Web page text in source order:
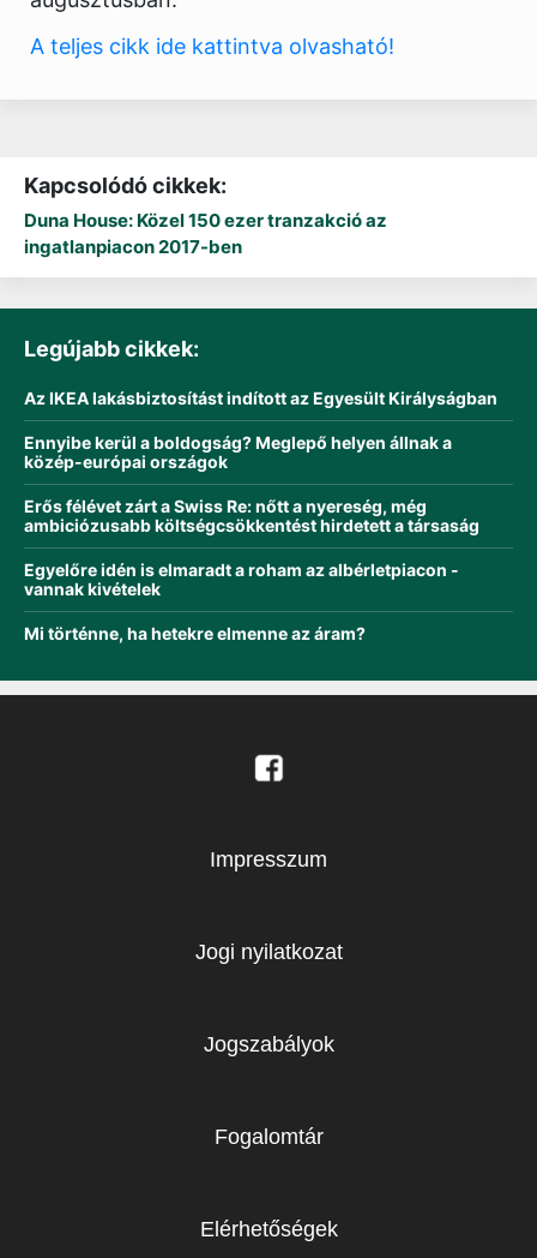
A teljes cikk ide kattintva olvasható!
Kapcsolódó cikkek:
Duna House: Közel 150 ezer tranzakció az
ingatlanpiacon 2017-ben
Legújabb cikkek:
Az IKEA lakásbiztosítást indított az Egyesült Királyságban
Ennyibe kerül a boldogság? Meglepő helyen állnak a
közép-európai országok
Erős félévet zárt a Swiss Re: nőtt a nyereség, még
ambiciózusabb költségcsökkentést hirdetett a társaság
Egyelőre idén is elmaradt a roham az albérletpiacon -
vannak kivételek
Mi történne, ha hetekre elmenne az áram?
Impresszum
Jogi nyilatkozat
Jogszabályok
Fogalomtár
Elérhetőségek